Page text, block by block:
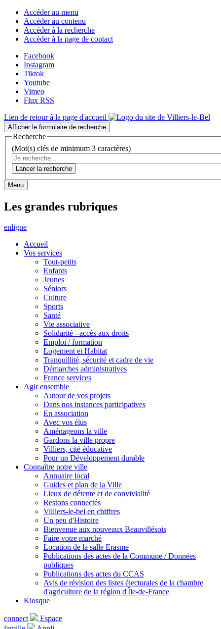
Accéder au menu
Accéder au contenu
Accéder à la recherche
Accéder à la page de contact
Facebook
Instagram
Tiktok
Youtube
Vimeo
Flux RSS
Lien de retour à la page d'accueil
Afficher le formulaire de recherche
Recherche
(Mot(s) clés de minimum 3 caractères)
Lancer la recherche
Menu
Les grandes rubriques
enligne
Accueil
Vos services
Tout-petits
Enfants
Jeunes
Séniors
Culture
Sports
Santé
Vie associative
Solidarité - accès aux droits
Emploi / formation
Logement et Habitat
Tranquillité, sécurité et cadre de vie
Démarches administratives
France services
Agir ensemble
Autour de vos projets
Dans nos instances participatives
En association
Avec vos élus
Aménageons la ville
Gardons la ville propre
Villiers, cité éducative
Pour un Développement durable
Connaître notre ville
Annuaire local
Guides et plan de la Ville
Lieux de détente et de convivialité
Restons connectés
Villiers-le-bel en chiffres
Un peu d'Histoire
Bienvenue aux nouveaux Beauvillésois
Faire votre marché
Location de la salle Erasme
Publications des actes de la Commune / Données
publiques
Publications des actes du CCAS
Avis de révision des listes électorales de la chambre
d'agriculture de la région d'Île-de-France
Kiosque
connect
Espace